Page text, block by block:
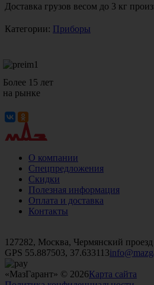
Доставка грузов весом до 3 кг
Категории: Приборы
Более 15 лет
на рынке
О компании
Спецпредложения
Скидки
Полезная информация
Оплата и доставка
Контакты
127282, Москва, Чермянский проезд
GPS 55.887503, 37.633113
«МазГарант» © 2026Карта сайта